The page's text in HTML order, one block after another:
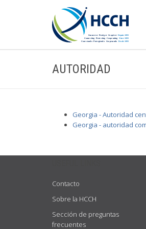
AUTORIDAD
Georgia - Autoridad
Georgia - autoridad
Contacto
Sobre la HCCH
Sección de preguntas
frecuentes